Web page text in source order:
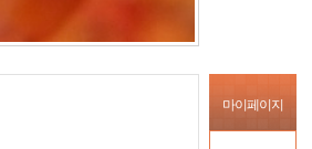
마이페이지